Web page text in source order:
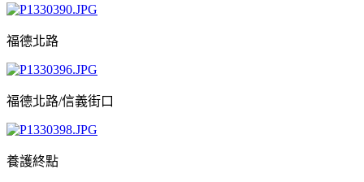
福德北路
福德北路/信義街口
養護終點